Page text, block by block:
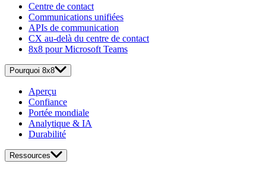
Centre de contact
Communications unifiées
APIs de communication
CX au-delà du centre de contact
8x8 pour Microsoft Teams
Pourquoi 8x8
Aperçu
Confiance
Portée mondiale
Analytique & IA
Durabilité
Ressources